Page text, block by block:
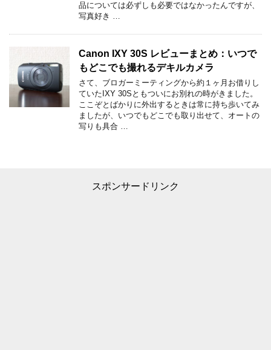
品については必ずしも必要ではなかったんですが、
写真好き …
Canon IXY 30S レビューまとめ：いつで
もどこでも撮れるデキルカメラ
さて、ブロガーミーティングから約１ヶ月お借りし
ていたIXY 30Sともついにお別れの時がきました。
ここぞとばかりに外出するときは常に持ち歩いてみ
ましたが、いつでもどこでも取り出せて、オートの
写りも具合 …
スポンサードリンク